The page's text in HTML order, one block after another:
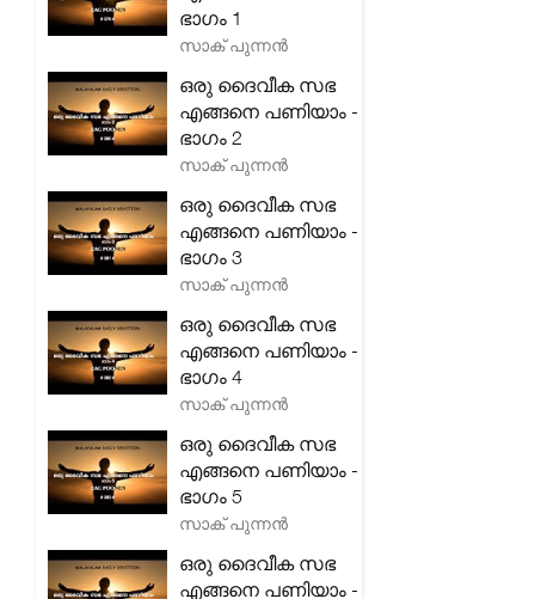
ഭാഗം 1
സാക് പുന്നൻ
ഒരു ദൈവീക സഭ
എങ്ങനെ പണിയാം -
ഭാഗം 2
സാക് പുന്നൻ
ഒരു ദൈവീക സഭ
എങ്ങനെ പണിയാം -
ഭാഗം 3
സാക് പുന്നൻ
ഒരു ദൈവീക സഭ
എങ്ങനെ പണിയാം -
ഭാഗം 4
സാക് പുന്നൻ
ഒരു ദൈവീക സഭ
എങ്ങനെ പണിയാം -
ഭാഗം 5
സാക് പുന്നൻ
ഒരു ദൈവീക സഭ
എങ്ങനെ പണിയാം -